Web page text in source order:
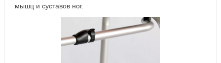
мышц и суставов ног.